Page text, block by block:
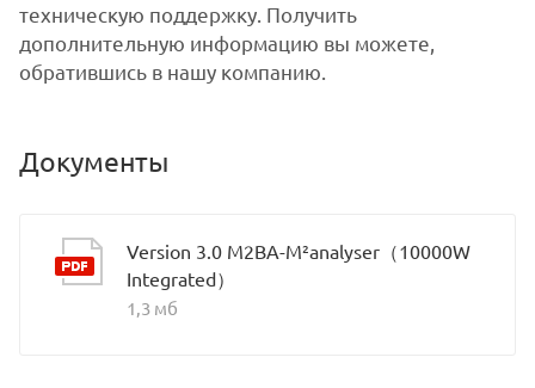
техническую поддержку. Получить
дополнительную информацию вы можете,
обратившись в нашу компанию.
Документы
Version 3.0 M2BA-M²analyser（10000W
Integrated）
1,3 мб